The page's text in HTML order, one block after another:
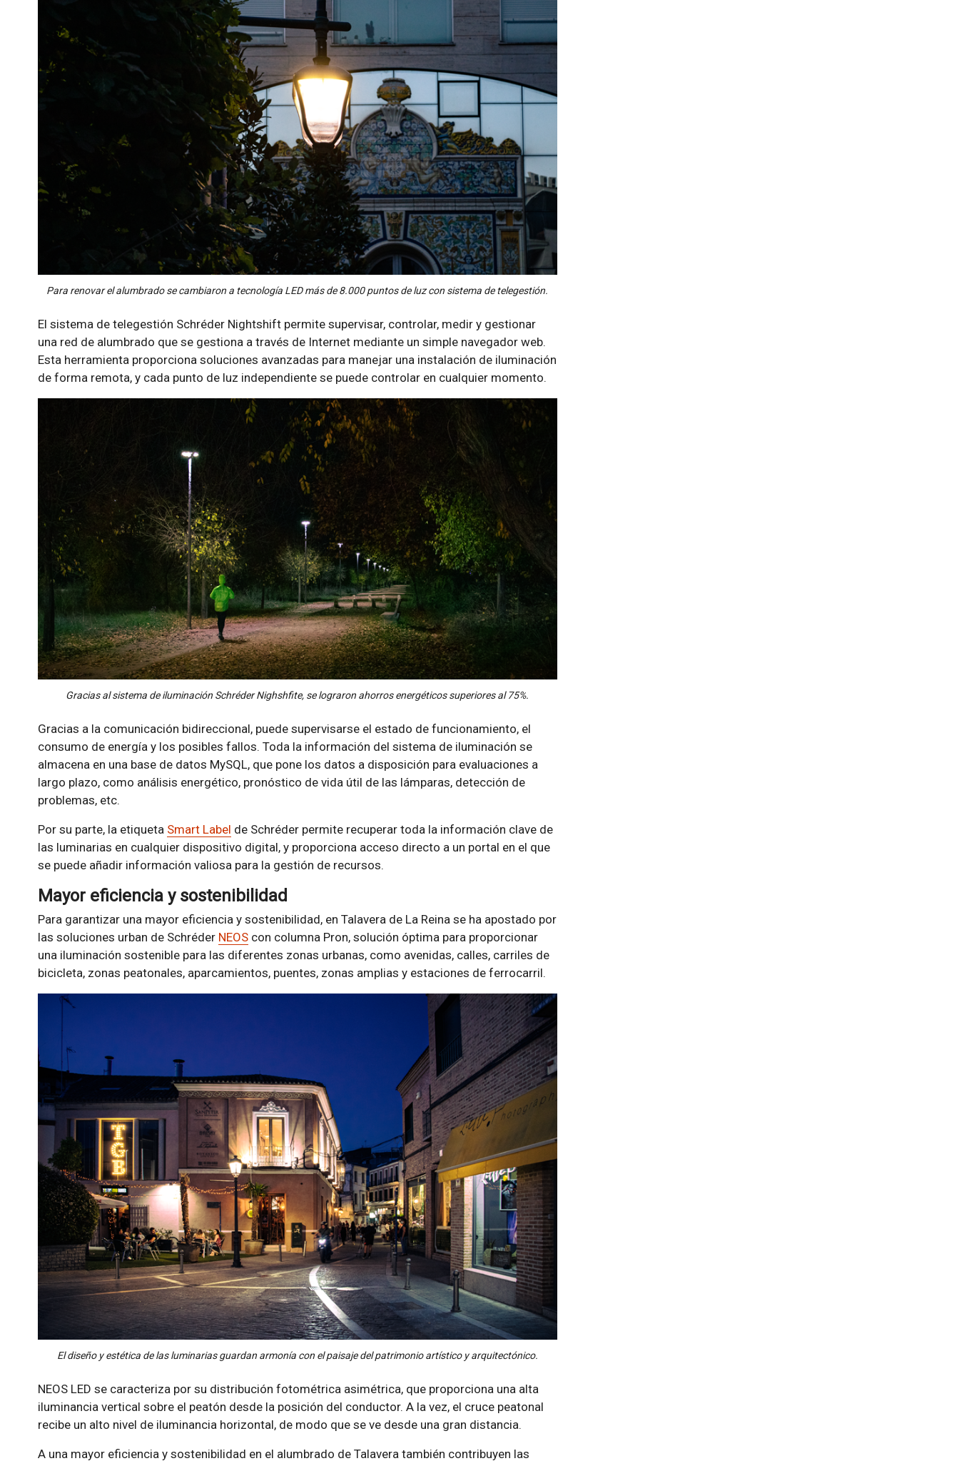
Para renovar el alumbrado se cambiaron a tecnología LED más de 8.000 puntos de luz con sistema de telegestión.
El sistema de telegestión Schréder Nightshift permite supervisar, controlar, medir y gestionar
una red de alumbrado que se gestiona a través de Internet mediante un simple navegador web.
Esta herramienta proporciona soluciones avanzadas para manejar una instalación de iluminación
de forma remota, y cada punto de luz independiente se puede controlar en cualquier momento.
Gracias al sistema de iluminación Schréder Nighshfite, se lograron ahorros energéticos superiores al 75%.
Gracias a la comunicación bidireccional, puede supervisarse el estado de funcionamiento, el
consumo de energía y los posibles fallos. Toda la información del sistema de iluminación se
almacena en una base de datos MySQL, que pone los datos a disposición para evaluaciones a
largo plazo, como análisis energético, pronóstico de vida útil de las lámparas, detección de
problemas, etc.
Por su parte, la etiqueta Smart Label de Schréder permite recuperar toda la información clave de
las luminarias en cualquier dispositivo digital, y proporciona acceso directo a un portal en el que
se puede añadir información valiosa para la gestión de recursos.
Mayor eficiencia y sostenibilidad
Para garantizar una mayor eficiencia y sostenibilidad, en Talavera de La Reina se ha apostado por
las soluciones urban de Schréder NEOScon columna Pron, solución óptima para proporcionar
una iluminación sostenible para las diferentes zonas urbanas, como avenidas, calles, carriles de
bicicleta, zonas peatonales, aparcamientos, puentes, zonas amplias y estaciones de ferrocarril.
El diseño y estética de las luminarias guardan armonía con el paisaje del patrimonio artístico y arquitectónico.
NEOS LED se caracteriza por su distribución fotométrica asimétrica, que proporciona una alta
iluminancia vertical sobre el peatón desde la posición del conductor. A la vez, el cruce peatonal
recibe un alto nivel de iluminancia horizontal, de modo que se ve desde una gran distancia.
A una mayor eficiencia y sostenibilidad en el alumbrado de Talavera también contribuyen las